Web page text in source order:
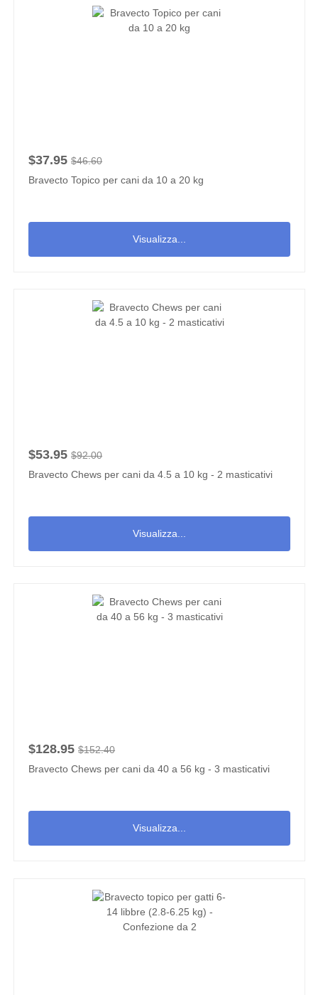
$37.95 $46.60
Bravecto Topico per cani da 10 a 20 kg
Visualizza...
$53.95 $92.00
Bravecto Chews per cani da 4.5 a 10 kg - 2 masticativi
Visualizza...
$128.95 $152.40
Bravecto Chews per cani da 40 a 56 kg - 3 masticativi
Visualizza...